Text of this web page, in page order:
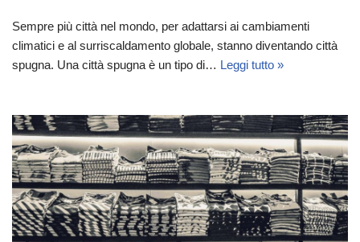
Sempre più città nel mondo, per adattarsi ai cambiamenti
climatici e al surriscaldamento globale, stanno diventando città
spugna. Una città spugna è un tipo di… Leggi tutto »